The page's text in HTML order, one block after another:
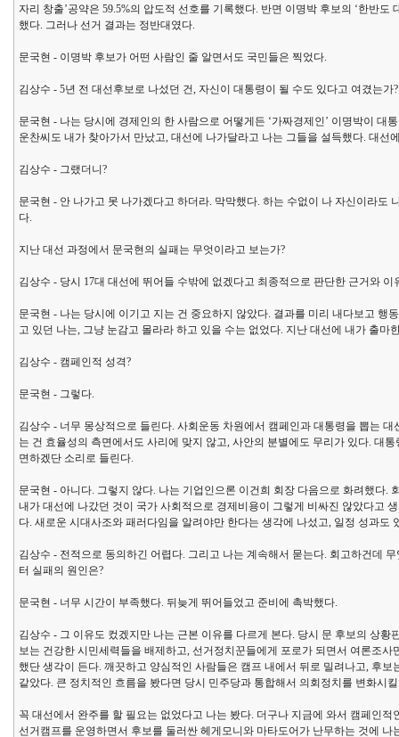
자리 창출’공약은 59.5%의 압도적 선호를 기록했다. 반면 이명박 후보의 ‘한반
했다. 그러나 선거 결과는 정반대였다.
문국현 - 이명박 후보가 어떤 사람인 줄 알면서도 국민들은 찍었다.
김상수 - 5년 전 대선후보로 나섰던 건, 자신이 대통령이 될 수도 있다고 여겼는
문국현 - 나는 당시에 경제인의 한 사람으로 어떻게든 ‘가짜경제인’ 이명박이
운찬씨도 내가 찾아가서 만났고, 대선에 나가달라고 나는 그들을 설득했다. 대선
김상수 - 그랬더니?
문국현 - 안 나가고 못 나가겠다고 하더라. 막막했다. 하는 수없이 나 자신이라도
다.
지난 대선 과정에서 문국현의 실패는 무엇이라고 보는가?
김상수 - 당시 17대 대선에 뛰어들 수밖에 없겠다고 최종적으로 판단한 근거와 이
문국현 - 나는 당시에 이기고 지는 건 중요하지 않았다. 결과를 미리 내다보고
고 있던 나는, 그냥 눈감고 몰라라 하고 있을 수는 없었다. 지난 대선에 내가 출
김상수 - 캠페인적 성격?
문국현 - 그렇다.
김상수 - 너무 몽상적으로 들린다. 사회운동 차원에서 캠페인과 대통령을 뽑는
는 건 효율성의 측면에서도 사리에 맞지 않고, 사안의 분별에도 무리가 있다. 대
면하겠단 소리로 들린다.
문국현 - 아니다. 그렇지 않다. 나는 기업인으론 이건희 회장 다음으로 화려했다
내가 대선에 나갔던 것이 국가 사회적으로 경제비용이 그렇게 비싸진 않았다고
다. 새로운 시대사조와 패러다임을 알려야만 한다는 생각에 나섰고, 일정 성과도
김상수 - 전적으로 동의하긴 어렵다. 그리고 나는 계속해서 묻는다. 회고하건데
터 실패의 원인은?
문국현 - 너무 시간이 부족했다. 뒤늦게 뛰어들었고 준비에 촉박했다.
김상수 - 그 이유도 컸겠지만 나는 근본 이유를 다르게 본다. 당시 문 후보의 상
보는 건강한 시민세력들을 배제하고, 선거정치꾼들에게 포로가 되면서 여론조
했단 생각이 든다. 깨끗하고 양심적인 사람들은 캠프 내에서 뒤로 밀려나고, 후
같았다. 큰 정치적인 흐름을 봤다면 당시 민주당과 통합해서 의회정치를 변화시
꼭 대선에서 완주를 할 필요는 없었다고 나는 봤다. 더구나 지금에 와서 캠페인
선거캠프를 운영하면서 후보를 둘러싼 헤게모니와 마타도어가 난무하는 것에